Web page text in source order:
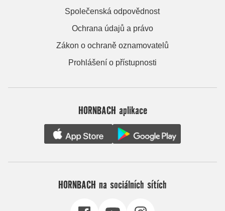
Společenská odpovědnost
Ochrana údajů a právo
Zákon o ochraně oznamovatelů
Prohlášení o přístupnosti
HORNBACH aplikace
HORNBACH na sociálních sítích